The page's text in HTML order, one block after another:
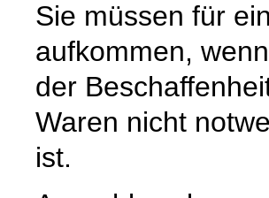
Sie müssen für
aufkommen,
der
Waren nicht
ist.